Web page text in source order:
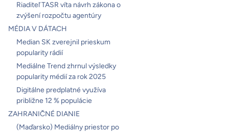
Riaditeľ TASR víta návrh zákona o
zvýšení rozpočtu agentúry
MÉDIA V DÁTACH
Median SK zverejnil prieskum
popularity rádií
Mediálne Trend zhrnul výsledky
popularity médií za rok 2025
Digitálne predplatné využíva
približne 12 % populácie
ZAHRANIČNÉ DIANIE
(Maďarsko) Mediálny priestor po